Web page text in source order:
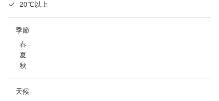
20℃以上
季節
春
夏
秋
天候